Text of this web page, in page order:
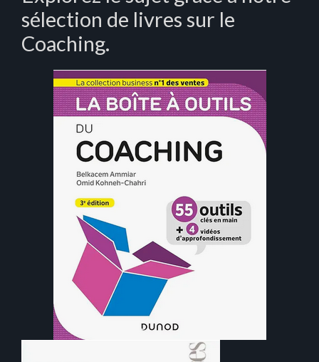
sélection de livres sur le
Coaching.